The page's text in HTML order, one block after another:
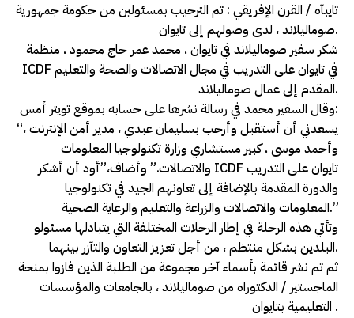
تايبآه / القرن الإفريقي : تم الترحيب بمسئولين من حكومة جمهورية
صوماليلاند ، لدى وصولهم إلى تايوان.
شكر سفير صوماليلاند في تايوان ، محمد عمر حاج محمود ، منظمة
ICDF في تايوان على التدريب في مجال الاتصالات والصحة والتعليم
المقدم إلى عمال صوماليلاند.
وقال السفير محمد في رسالة نشرها على حسابه بموقع تويتر أمس:
“يسعدني أن أستقبل وأرحب بسليمان عبدي ، مدير أمن الإنترنت ،
وأحمد موسى ، كبير مستشاري وزارة تكنولوجيا المعلومات
والاتصالات.” وأضاف،”أود أن أشكر ICDF تايوان على التدريب
والدورة المقدمة بالإضافة إلى تعاونهم الجيد في تكنولوجيا
المعلومات والاتصالات والزراعة والتعليم والرعاية الصحية.”
وتأتي هذه الرحلة في إطار الرحلات المختلفة التي يتبادلها مسئولو
البلدين بشكل منتظم ، من أجل تعزيز التعاون والتآزر بينهما.
ثم تم نشر قائمة بأسماء آخر مجموعة من الطلبة الذين فازوا بمنحة
الماجستير / الدكتوراه من صوماليلاند ، بالجامعات والمؤسسات
التعليمية بتايوان .